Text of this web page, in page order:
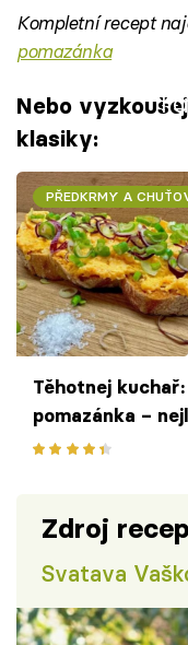
Kompletní recept
pomazánka
Nebo
klasiky:
PŘEDKRMY A
Těhotnej
pomazánka –
uleželá
Zdroj
Svatava